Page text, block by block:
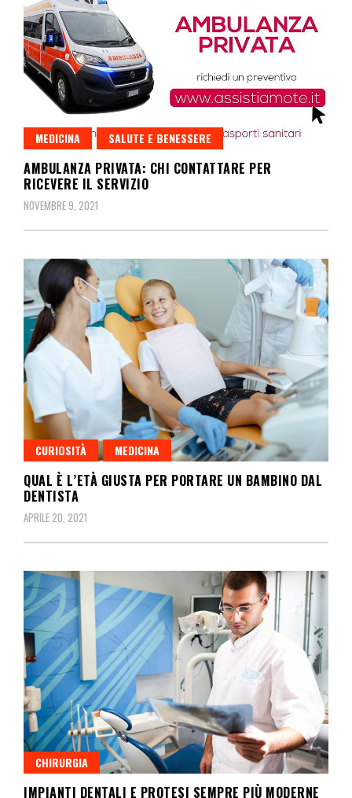
MEDICINA SALUTE E BENESSERE
AMBULANZA PRIVATA: CHI CONTATTARE PER
RICEVERE IL SERVIZIO
NOVEMBRE 9, 2021
CURIOSITÀ MEDICINA
QUAL È L’ETÀ GIUSTA PER PORTARE UN BAMBINO DAL
DENTISTA
APRILE 20, 2021
CHIRURGIA
IMPIANTI DENTALI E PROTESI SEMPRE PIÙ MODERNE